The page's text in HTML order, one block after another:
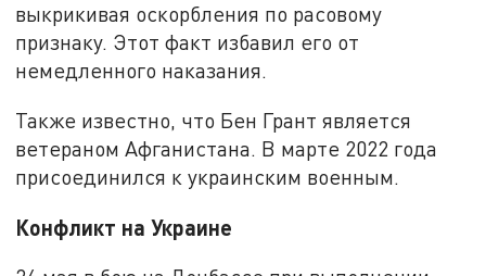
выкрикивая оскорбления по расовому
признаку. Этот факт избавил его от
немедленного наказания.
Также известно, что Бен Грант является
ветераном Афганистана. В марте 2022 года
присоединился к украинским военным.
Конфликт на Украине